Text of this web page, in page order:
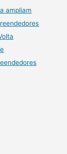
ampliam